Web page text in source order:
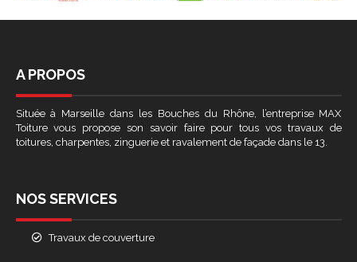
A PROPOS
Située à Marseille dans les Bouches du Rhône, l’entreprise MAX
Toiture vous propose son savoir faire pour tous vos travaux de
toitures, charpentes, zinguerie et ravalement de façade dans le 13.
NOS SERVICES
Travaux de couverture